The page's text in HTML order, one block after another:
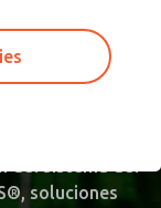
socio
de vidrio.
el apoyo
de su
soluciones